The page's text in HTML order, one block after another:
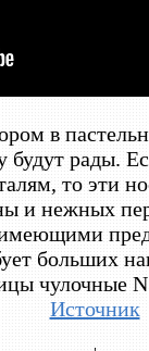
в
будут рады.
то эти
и нежных
больших
чулочные
Источник